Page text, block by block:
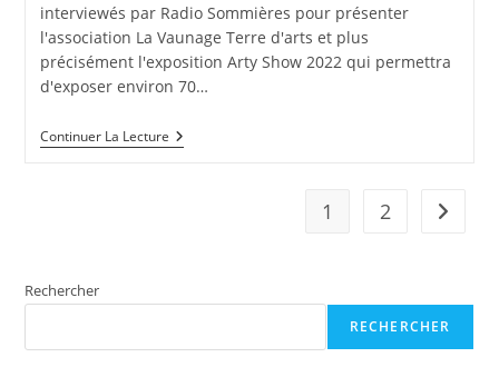
interviewés par Radio Sommières pour présenter
l'association La Vaunage Terre d'arts et plus
précisément l'exposition Arty Show 2022 qui permettra
d'exposer environ 70…
Continuer La LectureInterview
De
1 2 Aller à
Rechercher
RECHERCHER